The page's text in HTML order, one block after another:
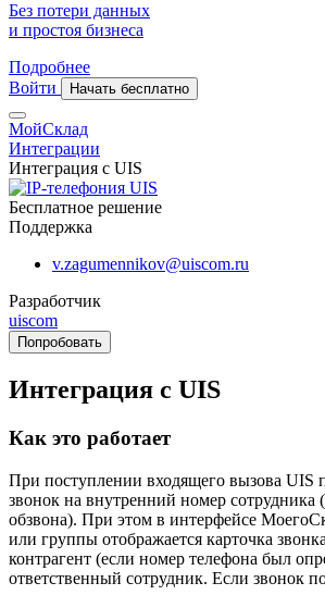
Без потери данных
и простоя бизнеса
Подробнее
Войти
Начать бесплатно
МойСклад
Интеграции
Интеграция с UIS
Бесплатное решение
Поддержка
v.zagumennikov@uiscom.ru
Разработчик
uiscom
Попробовать
Интеграция с UIS
Как это работает
При поступлении входящего вызова UIS
звонок на внутренний номер сотрудника
обзвона). При этом в интерфейсе
или группы отображается карточка
контрагент (если номер телефона был
ответственный сотрудник. Если звонок